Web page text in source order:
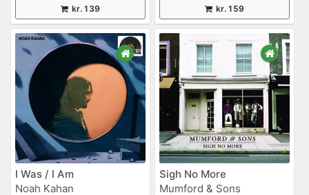
kr. 139 kr. 159
I Was / I Am
Noah Kahan
Sigh No More
Mumford & Sons